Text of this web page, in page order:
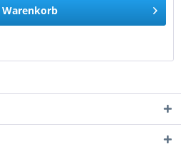
Warenkorb